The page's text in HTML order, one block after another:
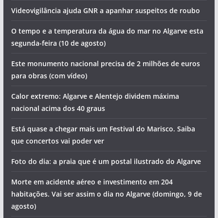
Videovigilância ajuda GNR a apanhar suspeitos de roubo
O tempo e a temperatura da água do mar no Algarve esta
segunda-feira (10 de agosto)
Este monumento nacional precisa de 2 milhões de euros
para obras (com vídeo)
Calor extremo: Algarve e Alentejo dividem máxima
nacional acima dos 40 graus
Está quase a chegar mais um Festival do Marisco. Saiba
que concertos vai poder ver
Foto do dia: a praia que é um postal ilustrado do Algarve
Morte em acidente aéreo e investimento em 204
habitações. Vai ser assim o dia no Algarve (domingo, 9 de
agosto)